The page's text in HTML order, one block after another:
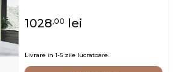
1028,00 lei
Livrare in 1-5 zile lucratoare.